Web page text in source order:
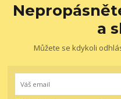
a
Můžete se kdykoli